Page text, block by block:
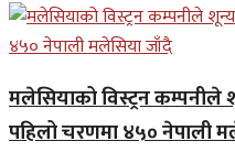
मलेसियाको विस्ट्रन
पहिलो चरणमा ४५० नेपाली